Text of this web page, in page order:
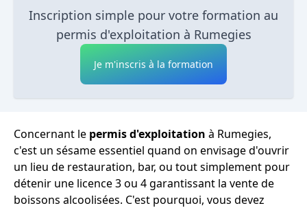
Inscription simple pour votre formation au
permis d'exploitation à Rumegies
Je m'inscris à la formation
Concernant le permis d'exploitation à Rumegies,
c'est un sésame essentiel quand on envisage d'ouvrir
un lieu de restauration, bar, ou tout simplement pour
détenir une licence 3 ou 4 garantissant la vente de
boissons alcoolisées. C'est pourquoi, vous devez